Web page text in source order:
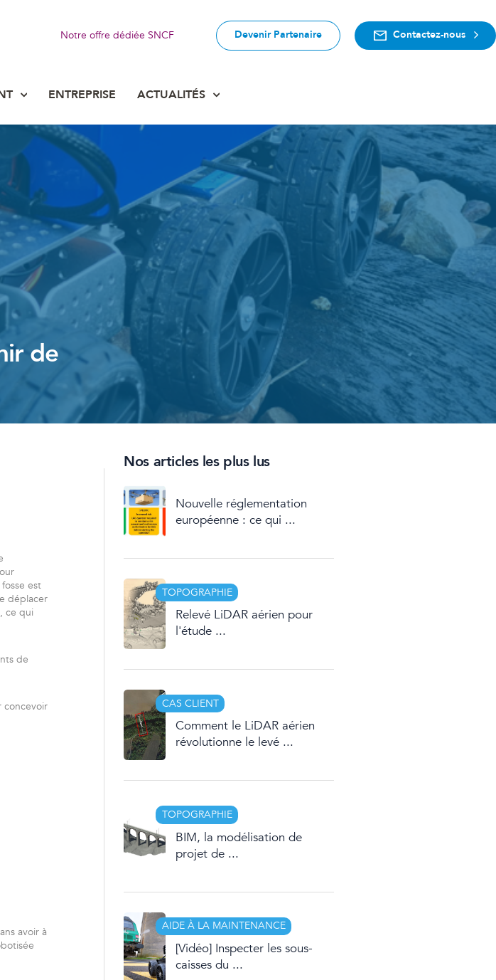
Notre offre dédiée SNCF Devenir Partenaire Contactez-nous
ENTREPRISE ACTUALITÉS
de
est
déplacer
ce qui
de
concevoir
avoir à
Nos articles les plus lus
Nouvelle réglementation
européenne : ce qui ...
TOPOGRAPHIE
Relevé LiDAR aérien pour
l'étude ...
CAS CLIENT
Comment le LiDAR aérien
révolutionne le levé ...
TOPOGRAPHIE
BIM, la modélisation de
projet de ...
AIDE À LA MAINTENANCE
[Vidéo] Inspecter les sous-
caisses du ...